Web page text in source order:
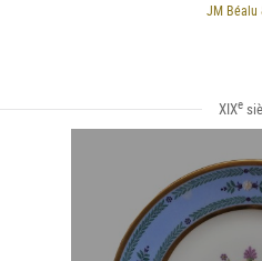
JM Béalu
XIXe